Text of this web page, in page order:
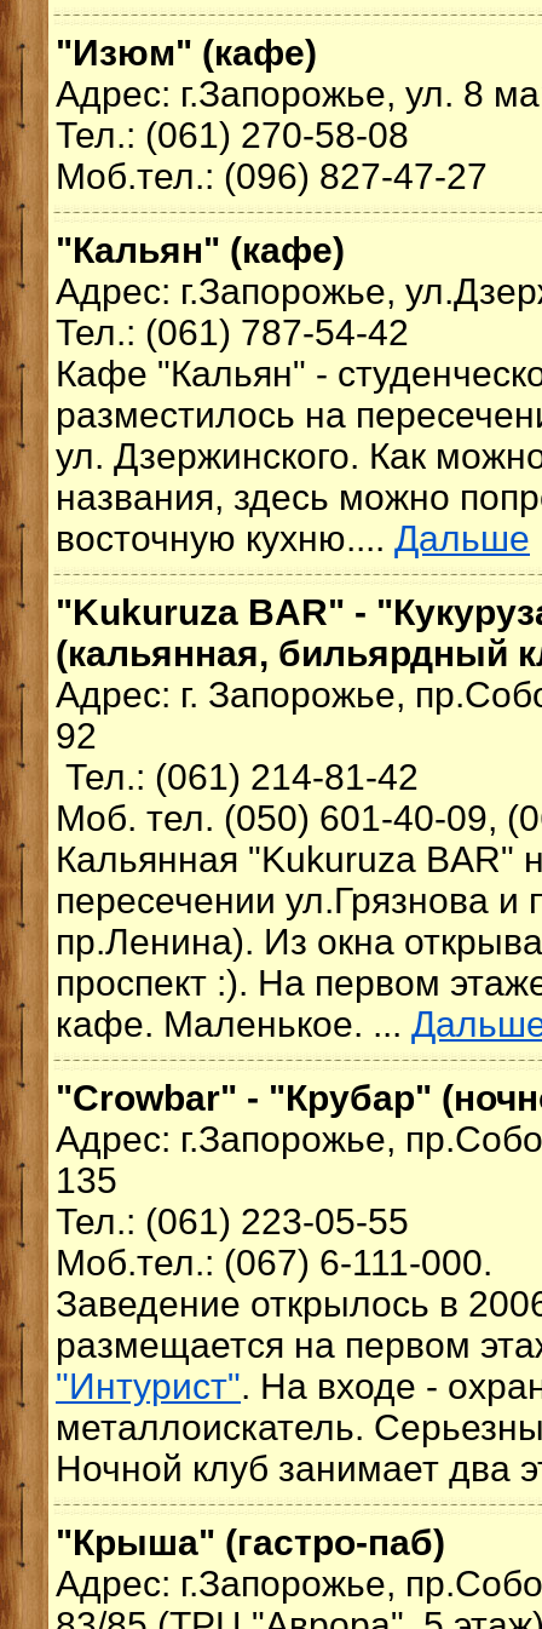
"Изюм" (кафе)
Адрес: г.Запорожье, ул. 8
Тел.: (061) 270-58-08
Моб.тел.: (096) 827-47-27
"Кальян" (кафе)
Адрес: г.Запорожье,
Тел.: (061) 787-54-42
Кафе "Кальян" -
разместилось на
ул. Дзержинского. Как
названия, здесь можно
восточную кухню.... Дальше
"Kukuruza BAR" -
(кальянная, бильярдный
Адрес: г. Запорожье,
92
Тел.: (061) 214-81-42
Моб. тел. (050) 601-40-09,
Кальянная "Kukuruza BAR"
пересечении ул.Грязнова и
пр.Ленина). Из окна
проспект :). На первом
кафе. Маленькое. ...
"Crowbar" - "Крубар"
Адрес: г.Запорожье,
135
Тел.: (061) 223-05-55
Моб.тел.: (067) 6-111-000.
Заведение открылось в
размещается на первом
"Интурист". На входе -
металлоискатель.
Ночной клуб занимает два
"Крыша" (гастро-паб)
Адрес: г.Запорожье,